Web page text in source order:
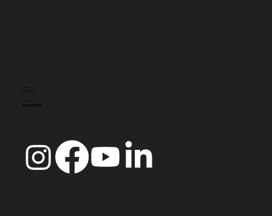
info@doccoimbra.com
MORADA FISCAL: